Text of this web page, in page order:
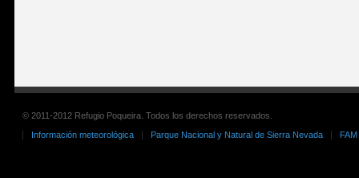
© 2011-2012 Refugio Poqueira. Todos los derechos reservados.
Información meteorológica
Parque Nacional y Natural de Sierra Nevada FAM